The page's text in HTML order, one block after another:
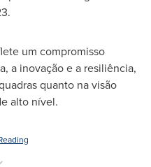
um compromisso
a inovação e a resiliência,
quanto na visão
alto nível.